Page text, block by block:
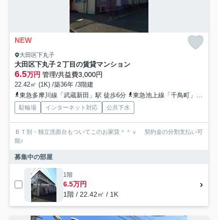
NEW
大田区下丸子
大田区下丸子２丁目の賃貸マンション
6.5万円 管理/共益費3,000円
22.42㎡ (1K) /築36年 /3階建
東急多摩川線「武蔵新田」駅 徒歩6分
東急池上線「千鳥町」駅 徒歩14分
駐輪場 インターネット対応 公共下水
ＢＴ別・独立洗面台もついてこのお家賃＾＾ｖ 契約金の分割支払い可
能♪
募集中の部屋
1階
6.5万円
1階 / 22.42㎡ / 1K